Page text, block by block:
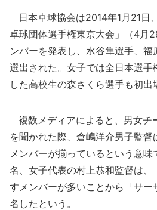
日本卓球協会は2014年1月21日
卓球団体選手権東京大会」（4月
ンバーを発表し、水谷隼選手、
選出された。女子では全日本選手
した高校生の森さくら選手も初出
複数メディアによると、男女チ
を聞かれた際、倉嶋洋介男子監
メンバーが揃っているという意
名、女子代表の村上恭和監督は、
すメンバーが多いことから「サー
名したという。